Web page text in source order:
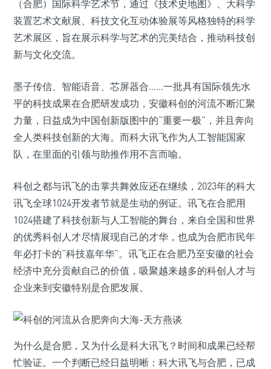
（合肥）国际科学艺术节，通过《技术史地图》、大科学
装置艺术文献展、科技文化互动体验展等风格独特的科学
艺术展区，旨在展示科学与艺术的完美结合，推动科技创
新与文化交流。
墨子传信、智能语音、芯屏器合……一批具有国际领先水
平的科技成果在合肥研发成功，安徽科创的河流不断汇聚
力量，日益成为中国创新版图中的“重要一极”，并且奔向
全人类科技创新的大海。而科大讯飞作为人工智能国家
队，在里面的引领与助推作用不言而喻。
科创之都与讯飞的击掌共舞效应还在继续，2023年的科大
讯飞全球1024开发者节就是生动的例证。讯飞在合肥用
1024搭建了科技创新与人工智能的舞台，来自全国和世界
的优秀科创人才尽情展现自己的才华，也成为合肥市民年
年必打卡的“科技嘉年华”。讯飞正在合肥乃至安徽的社会
经济中充分贡献自己的价值，吸聚越来越多的科创人才与
企业来到安徽特别是合肥发展。
为什么是合肥，又为什么是科大讯飞？时间和成果已经帮
忙验证。一个判断已经日益明晰：科大讯飞与合肥，已成